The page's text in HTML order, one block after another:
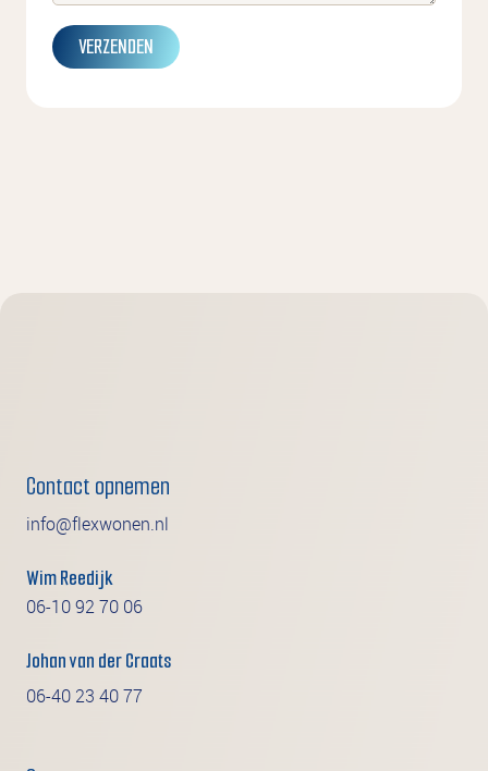
VERZENDEN
Contact opnemen
info@flexwonen.nl
Wim Reedijk
06-10 92 70 06
Johan van der Craats
06-40 23 40 77